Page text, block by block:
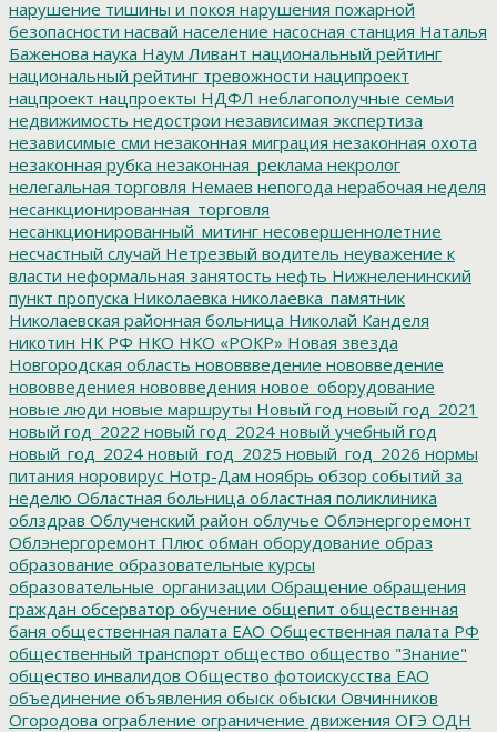
нарушение тишины и покоя нарушения пожарной
безопасности насвай население насосная станция Наталья
Баженова наука Наум Ливант национальный рейтинг
национальный рейтинг тревожности наципроект
нацпроект нацпроекты НДФЛ неблагополучные семьи
недвижимость недострои независимая экспертиза
независимые сми незаконная миграция незаконная охота
незаконная рубка незаконная_реклама некролог
нелегальная торговля Немаев непогода нерабочая неделя
несанкционированная_торговля
несанкционированный_митинг несовершеннолетние
несчастный случай Нетрезвый водитель неуважение к
власти неформальная занятость нефть Нижнеленинский
пункт пропуска Николаевка николаевка_памятник
Николаевская районная больница Николай Канделя
никотин НК РФ НКО НКО «РОКР» Новая звезда
Новгородская область нововвведение нововведение
нововведениея нововведения новое_оборудование
новые люди новые маршруты Новый год новый год_2021
новый год_2022 новый год_2024 новый учебный год
новый_год_2024 новый_год_2025 новый_год_2026 нормы
питания норовирус Нотр-Дам ноябрь обзор событий за
неделю Областная больница областная поликлиника
облздрав Облученский район облучье Облэнергоремонт
Облэнергоремонт Плюс обман оборудование образ
образование образовательные курсы
образовательные_организации Обращение обращения
граждан обсерватор обучение общепит общественная
баня общественная палата ЕАО Общественная палата РФ
общественный транспорт общество общество "Знание"
общество инвалидов Общество фотоискусства ЕАО
объединение объявления обыск обыски Овчинников
Огородова ограбление ограничение движения ОГЭ ОДН